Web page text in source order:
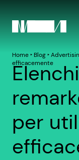
Home‣ Blog‣
efficacemente
per